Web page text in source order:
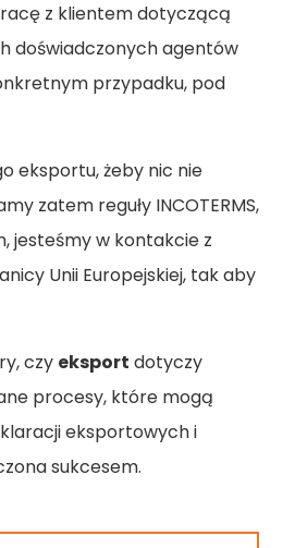
z klientem dotyczącą
doświadczonych agentów
przypadku, pod
eksportu, żeby nic nie
zatem reguły INCOTERMS,
jesteśmy w kontakcie z
Unii Europejskiej, tak aby
czy eksport dotyczy
procesy, które mogą
eksportowych i
sukcesem.